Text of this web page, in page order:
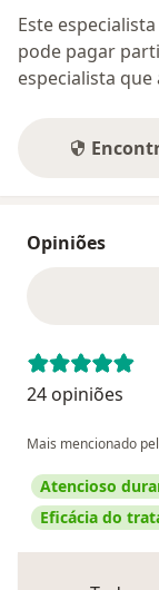
Este
pode pagar
especialista que
Opiniões
24 opiniões
Mais mencionado
Atencioso
Eficácia do